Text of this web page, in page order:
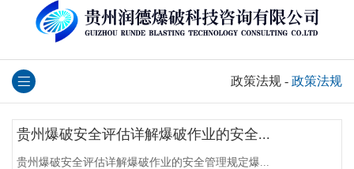
政策法规 - 政策法规
贵州爆破安全评估详解爆破作业的安全...
贵州爆破安全评估详解爆破作业的安全管理规定爆...